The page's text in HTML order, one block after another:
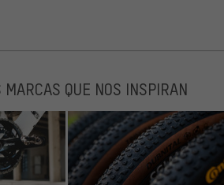
QUE NOS INSPIRAN